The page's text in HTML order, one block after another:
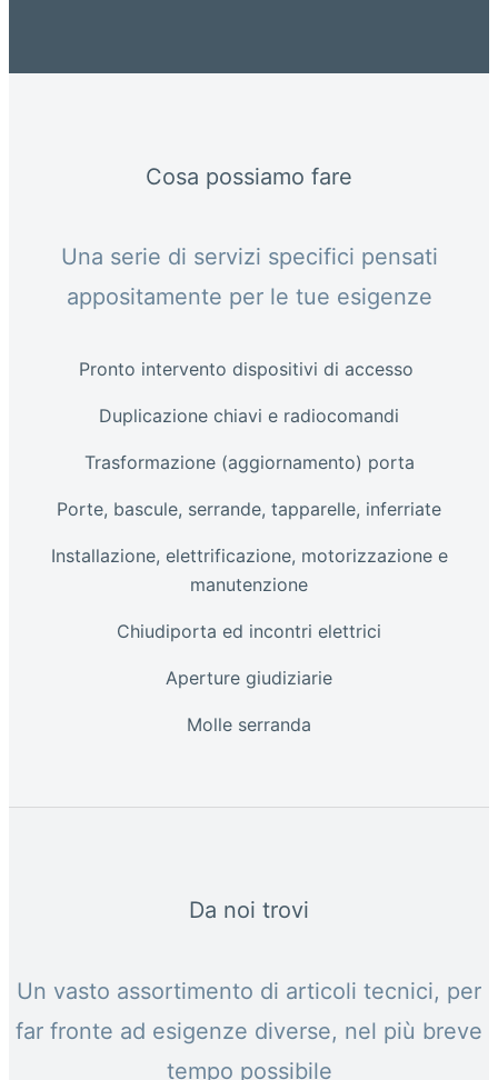
Cosa possiamo fare
Una serie di servizi specifici pensati
appositamente per le tue esigenze
Pronto intervento dispositivi di accesso
Duplicazione chiavi e radiocomandi
Trasformazione (aggiornamento) porta
Porte, bascule, serrande, tapparelle, inferriate
Installazione, elettrificazione, motorizzazione e
manutenzione
Chiudiporta ed incontri elettrici
Aperture giudiziarie
Molle serranda
Da noi trovi
Un vasto assortimento di articoli tecnici, per
far fronte ad esigenze diverse, nel più breve
tempo possibile